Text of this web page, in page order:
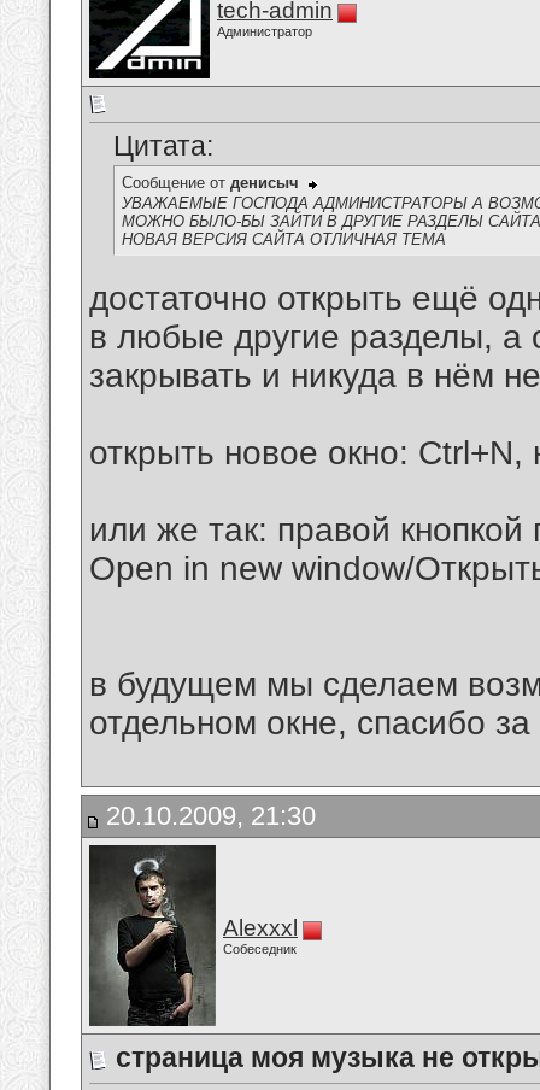
tech-admin
Администратор
Цитата:
Сообщение от денисыч
УВАЖАЕМЫЕ ГОСПОДА АДМИНИСТРАТОРЫ А
МОЖНО БЫЛО-БЫ ЗАЙТИ В ДРУГИЕ РАЗДЕЛЫ
НОВАЯ ВЕРСИЯ САЙТА ОТЛИЧНАЯ ТЕМА
достаточно открыть ещё
в любые другие разделы, а
закрывать и никуда в нём
открыть новое окно: Ctrl+N,
или же так: правой
Open in new window/
в будущем мы сделаем
отдельном окне, спасибо
20.10.2009, 21:30
Alexxxl
Собеседник
cтраница моя музыка не